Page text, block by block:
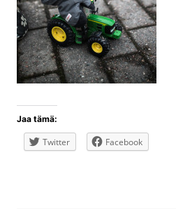
Jaa tämä:
Twitter Facebook